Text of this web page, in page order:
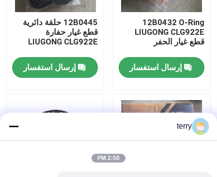
ضبط الجودة
اتصل بنا
أخبار
طلب اقتباس
قطع غيار Liugong
12B0432 O-Ring
LIUGONG CLG922E
قطع غيار الحفر
إرسال استفسار
12B0445 حلقة دائرية
قطع غيار حفارة
LIUGONG CLG922E
إرسال استفسار
terry
2:50 PM